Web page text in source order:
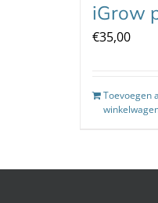
iGrow
€35,00
Toevoegen